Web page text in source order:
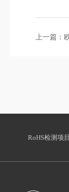
上一篇：
RoHS检测项目